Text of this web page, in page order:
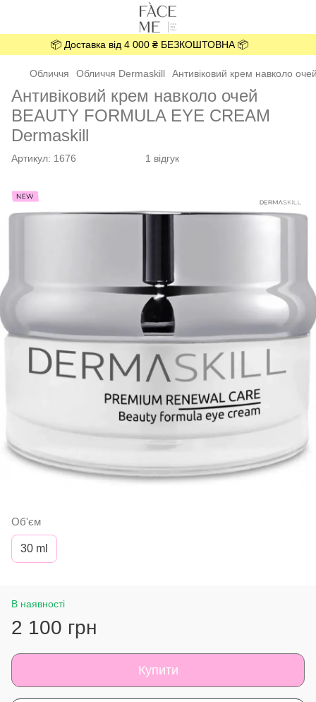
📦 Доставка від 4 000 ₴ БЕЗКОШТОВНА 📦
Обличчя Обличчя Dermaskill Антивіковий крем навколо
Антивіковий крем навколо очей
BEAUTY FORMULA EYE CREAM
Dermaskill
Артикул: 1676 1 відгук
Об'єм
30 ml
В наявності
2 100 грн
Купити